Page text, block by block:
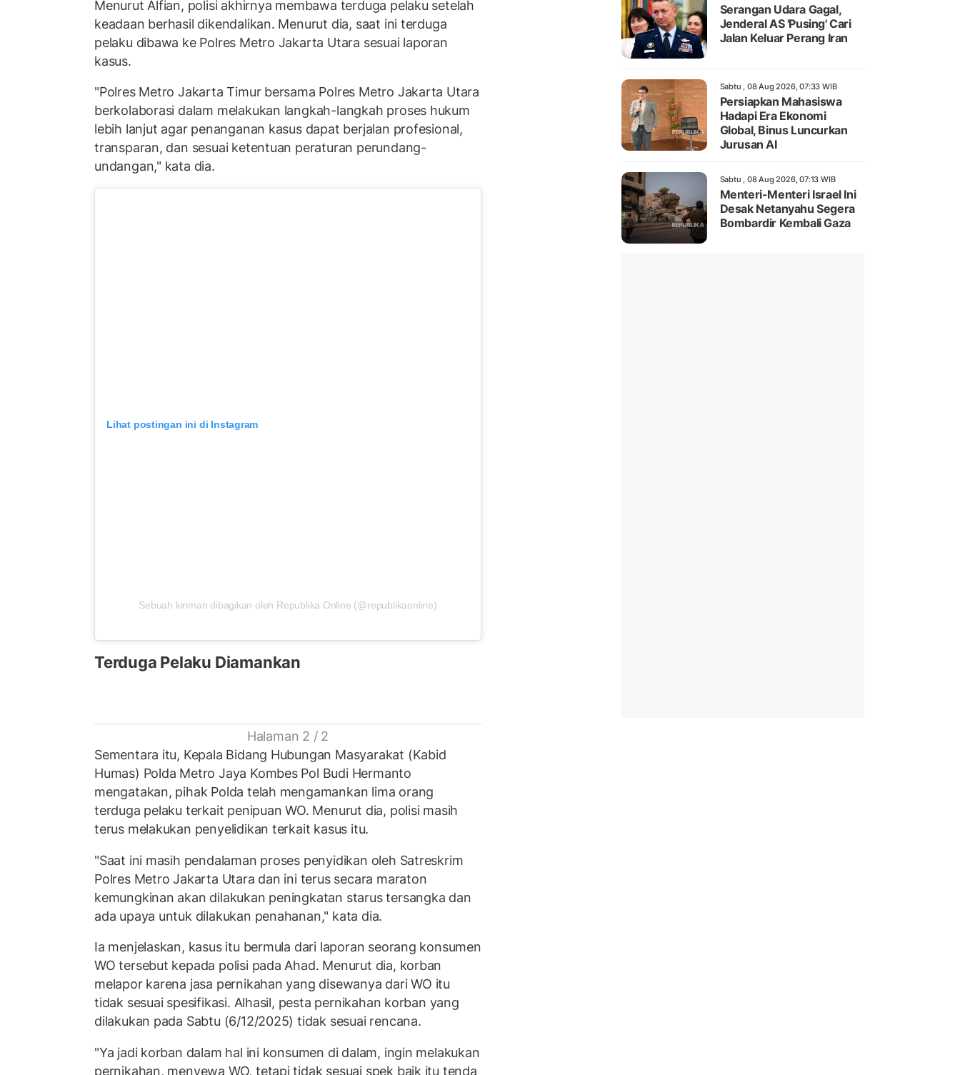
Menurut Alfian, polisi akhirnya membawa terduga pelaku setelah
keadaan berhasil dikendalikan. Menurut dia, saat ini terduga
pelaku dibawa ke Polres Metro Jakarta Utara sesuai laporan
kasus.
"Polres Metro Jakarta Timur bersama Polres Metro Jakarta Utara
berkolaborasi dalam melakukan langkah-langkah proses hukum
lebih lanjut agar penanganan kasus dapat berjalan profesional,
transparan, dan sesuai ketentuan peraturan perundang-
undangan," kata dia.
Lihat postingan ini di Instagram
Sebuah kiriman dibagikan oleh Republika Online (@republikaonline)
Terduga Pelaku Diamankan
Halaman 2 / 2
Sementara itu, Kepala Bidang Hubungan Masyarakat (Kabid
Humas) Polda Metro Jaya Kombes Pol Budi Hermanto
mengatakan, pihak Polda telah mengamankan lima orang
terduga pelaku terkait penipuan WO. Menurut dia, polisi masih
terus melakukan penyelidikan terkait kasus itu.
"Saat ini masih pendalaman proses penyidikan oleh Satreskrim
Polres Metro Jakarta Utara dan ini terus secara maraton
kemungkinan akan dilakukan peningkatan starus tersangka dan
ada upaya untuk dilakukan penahanan," kata dia.
Ia menjelaskan, kasus itu bermula dari laporan seorang konsumen
WO tersebut kepada polisi pada Ahad. Menurut dia, korban
melapor karena jasa pernikahan yang disewanya dari WO itu
tidak sesuai spesifikasi. Alhasil, pesta pernikahan korban yang
dilakukan pada Sabtu (6/12/2025) tidak sesuai rencana.
"Ya jadi korban dalam hal ini konsumen di dalam, ingin melakukan
pernikahan, menyewa WO, tetapi tidak sesuai spek baik itu tenda
Serangan Udara Gagal,
Jenderal AS 'Pusing' Cari
Jalan Keluar Perang Iran
Sabtu , 08 Aug 2026, 07:33 WIB
Persiapkan Mahasiswa
Hadapi Era Ekonomi
Global, Binus Luncurkan
Jurusan AI
Sabtu , 08 Aug 2026, 07:13 WIB
Menteri-Menteri Israel Ini
Desak Netanyahu Segera
Bombardir Kembali Gaza